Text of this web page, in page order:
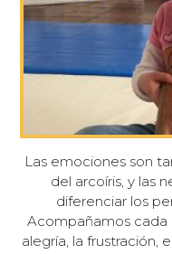
Las emociones son
del arcoíris, y las
diferenciar los
Acompañamos
alegría, la frustración,